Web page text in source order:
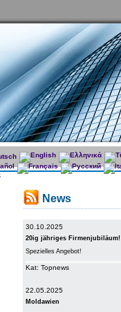
News
30.10.2025
20ig jähriges Firmenjubiläum!
Spezielles Angebot!
Kat: Topnews
22.05.2025
Moldawien